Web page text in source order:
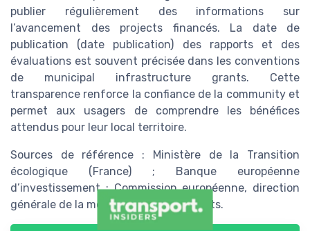
publier régulièrement des informations sur
l’avancement des projects financés. La date de
publication (date publication) des rapports et des
évaluations est souvent précisée dans les conventions
de municipal infrastructure grants. Cette
transparence renforce la confiance de la community et
permet aux usagers de comprendre les bénéfices
attendus pour leur local territoire.
Sources de référence : Ministère de la Transition
écologique (France) ; Banque européenne
d’investissement ; Commission européenne, direction
générale de la mobilité et des transports.